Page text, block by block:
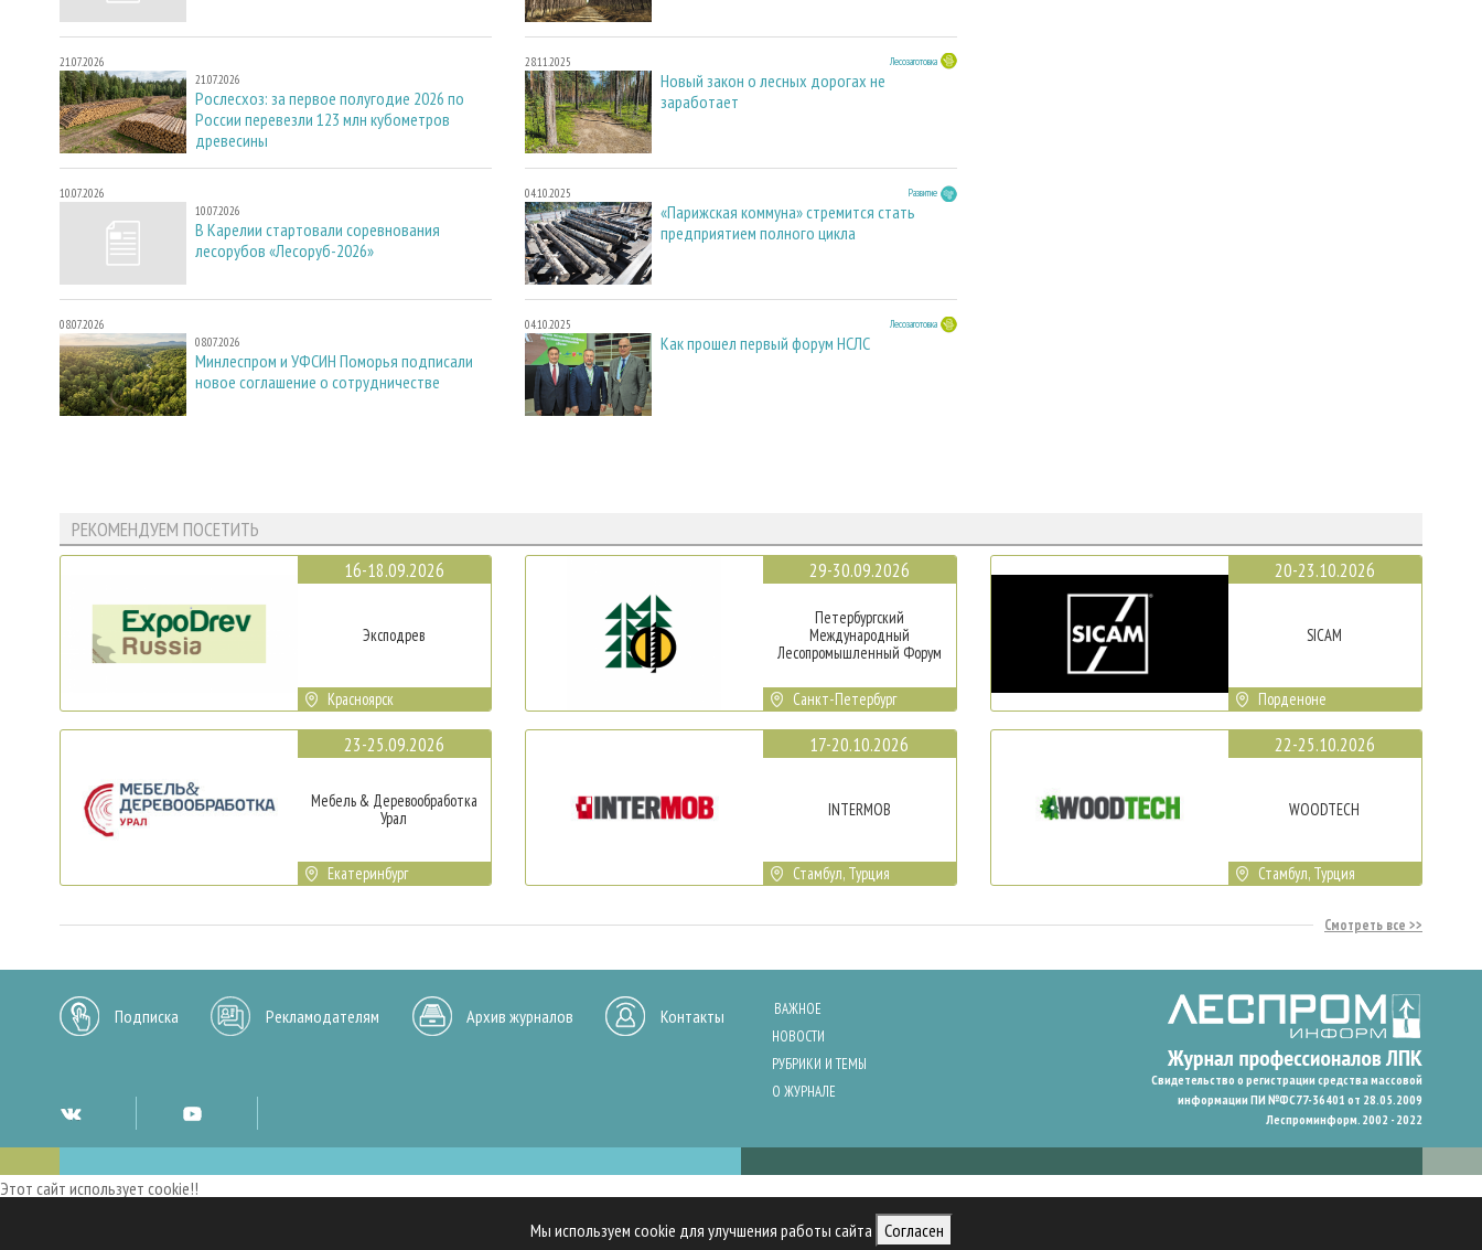
Мы используем cookie для улучшения работы сайта Согласен
21.07.2026
21.07.2026
Рослесхоз: за первое полугодие 2026 по
России перевезли 123 млн кубометров
древесины
10.07.2026
10.07.2026
В Карелии стартовали соревнования
лесорубов «Лесоруб-2026»
08.07.2026
08.07.2026
Минлеспром и УФСИН Поморья подписали
новое соглашение о сотрудничестве
28.11.2025 Лесозаготовка
Новый закон о лесных дорогах не
заработает
04.10.2025 Развитие
«Парижская коммуна» стремится стать
предприятием полного цикла
04.10.2025 Лесозаготовка
Как прошел первый форум НСЛС
РЕКОМЕНДУЕМ ПОСЕТИТЬ
16-18.09.2026
Эксподрев
Красноярск
23-25.09.2026
Мебель & Деревообработка
Урал
Екатеринбург
29-30.09.2026
Петербургский
Международный
Лесопромышленный Форум
Санкт-Петербург
17-20.10.2026
INTERMOB
Стамбул, Турция
20-23.10.2026
SICAM
Порденоне
22-25.10.2026
WOODTECH
Стамбул, Турция
Смотреть все
Подписка Рекламодателям Архив журналов Контакты
ВАЖНОЕ
НОВОСТИ
РУБРИКИ И ТЕМЫ
О ЖУРНАЛЕ
Свидетельство о регистрации средства массовой
информации ПИ №ФС77-36401 от 28.05.2009
Леспроминформ. 2002 - 2022
Этот сайт использует cookie!!
Мы используем cookies и аналогичные технологии для улучшения работы нашего сайта, анализа трафика и персонализации контента. Cookies помогают нам запомнить ваши предпочтения и улучшить пользовательский